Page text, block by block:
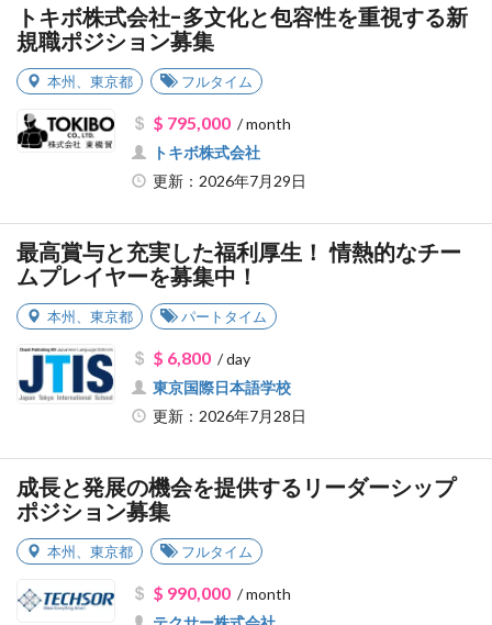
トキボ株式会社-多文化と包容性を重視する新
規職ポジション募集
本州 東京都 フルタイム
$ 795,000/ month
トキボ株式会社
更新：2026年7月29日
最高賞与と充実した福利厚生！ 情熱的なチー
ムプレイヤーを募集中！
本州 東京都 パートタイム
$ 6,800/ day
東京国際日本語学校
更新：2026年7月28日
成長と発展の機会を提供するリーダーシップ
ポジション募集
本州 東京都 フルタイム
$ 990,000/ month